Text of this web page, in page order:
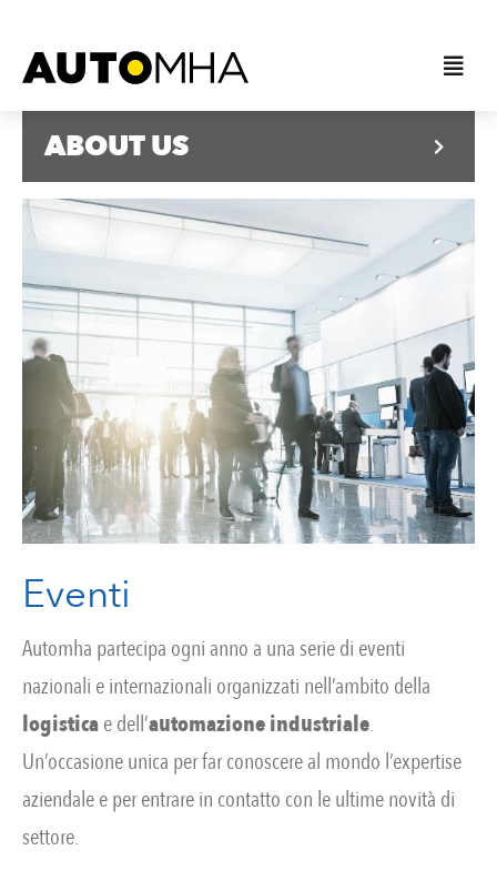
ABOUT US
Eventi
Automha partecipa ogni anno a una serie di eventi
nazionali e internazionali organizzati nell’ambito della
logisticae dell’automazione industriale.
Un’occasione unica per far conoscere al mondo l’expertise
aziendale e per entrare in contatto con le ultime novità di
settore.